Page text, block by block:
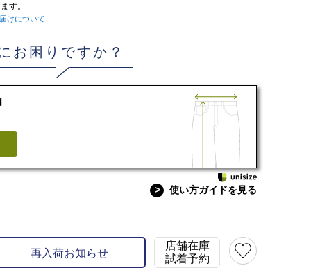
在庫 XS(34)
カラー
ネイビー(57)
す。
けについて
お困りですか？
> 使い方ガイドを見る
再入荷お知らせ
店舗在庫
試着予約